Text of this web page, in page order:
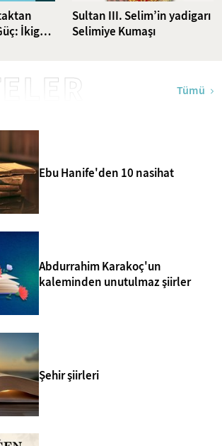
İkigai
Sultan III. Selim’in yadigarı
Selimiye Kumaşı
Tümü
Ebu Hanife'den 10 nasihat
Abdurrahim Karakoç'un
kaleminden unutulmaz şiirler
Şehir şiirleri